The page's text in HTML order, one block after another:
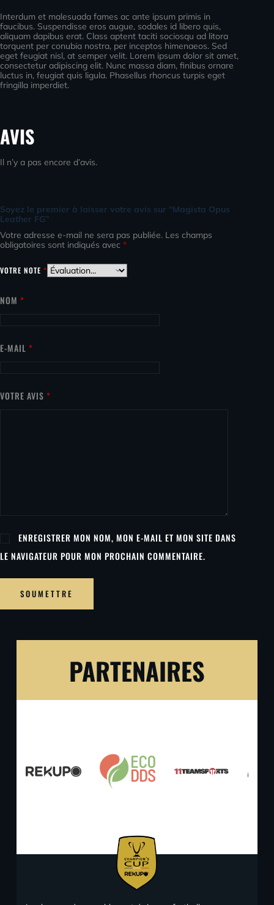
Interdum et malesuada fames ac ante ipsum primis in
faucibus. Suspendisse eros augue, sodales id libero quis,
aliquam dapibus erat. Class aptent taciti sociosqu ad litora
torquent per conubia nostra, per inceptos himenaeos. Sed
eget feugiat nisl, at semper velit. Lorem ipsum dolor sit amet,
consectetur adipiscing elit. Nunc massa diam, finibus ornare
luctus in, feugiat quis ligula. Phasellus rhoncus turpis eget
fringilla imperdiet.
AVIS
Il n’y a pas encore d’avis.
Soyez le premier à laisser votre avis sur “Magista Opus
Leather FG”
Votre adresse e-mail ne sera pas publiée. Les champs
obligatoires sont indiqués avec *
VOTRE NOTE *
NOM *
E-MAIL *
VOTRE AVIS *
ENREGISTRER MON NOM, MON E-MAIL ET MON SITE DANS
LE NAVIGATEUR POUR MON PROCHAIN COMMENTAIRE.
SOUMETTRE
PARTENAIRES